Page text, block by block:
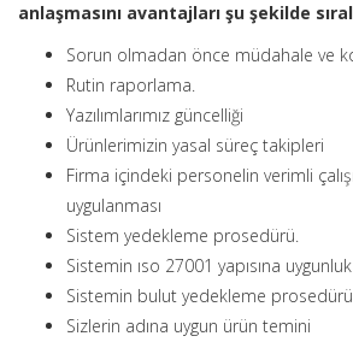
anlaşmasını avantajları şu şekilde
Sorun olmadan önce müdahale ve
Rutin raporlama.
Yazılımlarımız güncelliği
Ürünlerimizin yasal süreç takipleri
Firma içindeki personelin verimli
uygulanması
Sistem yedekleme prosedürü.
Sistemin ıso 27001 yapısına
Sistemin bulut yedekleme prosedürü
Sizlerin adına uygun ürün temini